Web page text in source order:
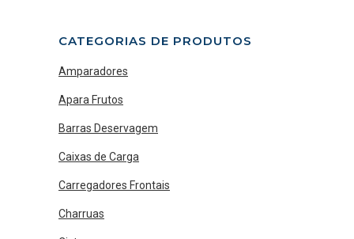
CATEGORIAS DE PRODUTOS
Amparadores
Apara Frutos
Barras Deservagem
Caixas de Carga
Carregadores Frontais
Charruas